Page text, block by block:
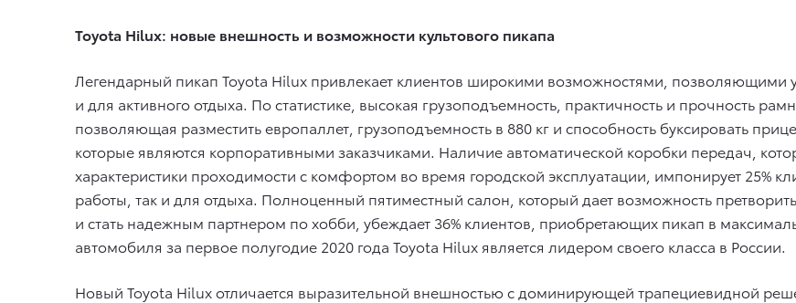
Toyota Hilux: новые внешность и возможности культового пикапа
Легендарный пикап Toyota Hilux привлекает клиентов широкими возможностями, позволяющими
и для активного отдыха. По статистике, высокая грузоподъемность, практичность и прочность
позволяющая разместить европаллет, грузоподъемность в 880 кг и способность буксировать
которые являются корпоративными заказчиками. Наличие автоматической коробки передач,
характеристики проходимости с комфортом во время городской эксплуатации, импонирует 25%
работы, так и для отдыха. Полноценный пятиместный салон, который дает возможность
и стать надежным партнером по хобби, убеждает 36% клиентов, приобретающих пикап в
автомобиля за первое полугодие 2020 года Toyota Hilux является лидером своего класса в России.
Новый Toyota Hilux отличается выразительной внешностью с доминирующей трапециевидной